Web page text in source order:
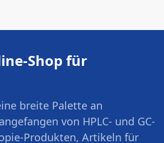
Shop für
breite Palette an
von HPLC- und GC-
Produkten, Artikeln für